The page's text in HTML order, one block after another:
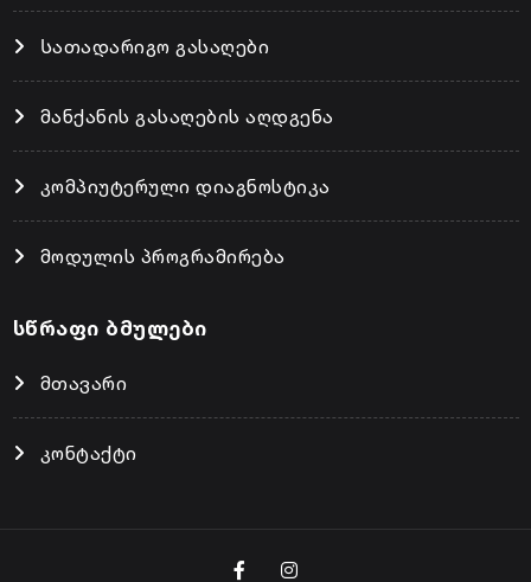
Სათადარიგო გასაღები
მანქანის გასაღების აღდგენა
კომპიუტერული დიაგნოსტიკა
მოდულის პროგრამირება
სწრაფი ბმულები
მთავარი
კონტაქტი